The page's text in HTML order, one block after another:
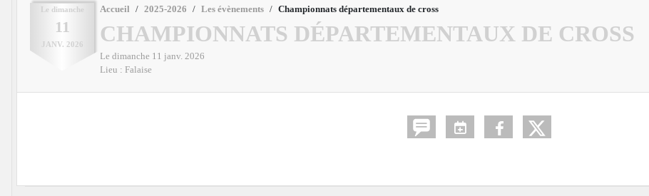
Le dimanche
11
JANV. 2026
Accueil 2025-2026 Les évènements Championnats départementaux de cross
CHAMPIONNATS DÉPARTEMENTAUX DE CROSS
Le dimanche 11 janv. 2026
Lieu : Falaise